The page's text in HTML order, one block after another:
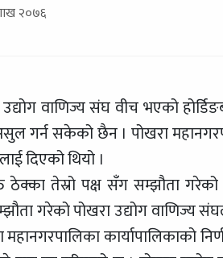
२०७६
वाणिज्य संघ वीच भएको
गर्न सकेको छैन । पोखरा
दिएको थियो ।
तेस्रो पक्ष सँग सम्झौता
गरेको पोखरा उद्योग वाणिज्य
कार्यापालिकाको